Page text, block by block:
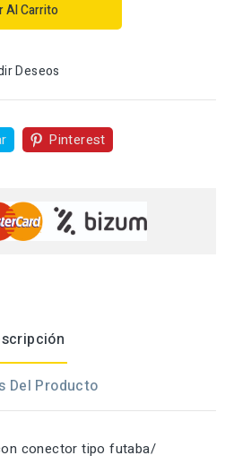
Al Carrito
Deseos
Pinterest
Del Producto
conector tipo futaba/